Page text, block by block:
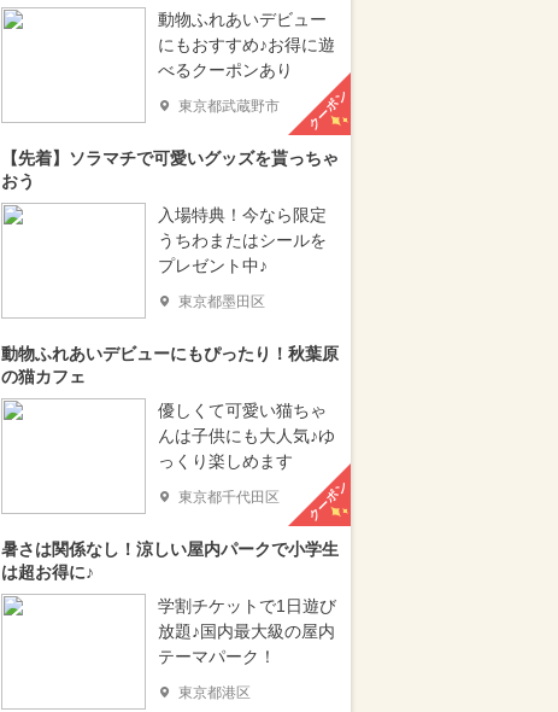
動物ふれあいデビュー
にもおすすめ♪お得に遊
べるクーポンあり
東京都武蔵野市 クーポン
【先着】ソラマチで可愛いグッズを貰っちゃ
おう
入場特典！今なら限定
うちわまたはシールを
プレゼント中♪
東京都墨田区
動物ふれあいデビューにもぴったり！秋葉原
の猫カフェ
優しくて可愛い猫ちゃ
んは子供にも大人気♪ゆ
っくり楽しめます
東京都千代田区 クーポン
暑さは関係なし！涼しい屋内パークで小学生
は超お得に♪
学割チケットで1日遊び
放題♪国内最大級の屋内
テーマパーク！
東京都港区